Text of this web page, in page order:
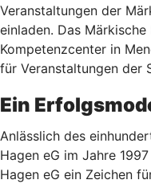
Veranstaltungen der
einladen. Das
Kompetenzcenter in
für Veranstaltungen der
Ein
Anlässlich des
Hagen eG im Jahre
Hagen eG ein Zeichen